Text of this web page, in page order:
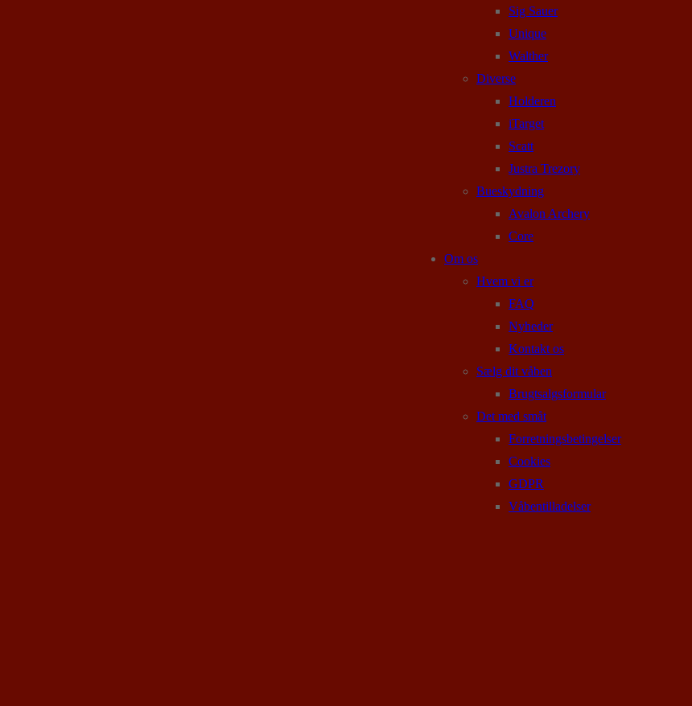
Sig Sauer
Unique
Walther
Diverse
Holderen
iTarget
Scatt
Justra Trezory
Bueskydning
Avalon Archery
Core
Om os
Hvem vi er
FAQ
Nyheder
Kontakt os
Sælg dit våben
Brugtsalgsformular
Det med småt
Forretningsbetingelser
Cookies
GDPR
Våbentilladelser